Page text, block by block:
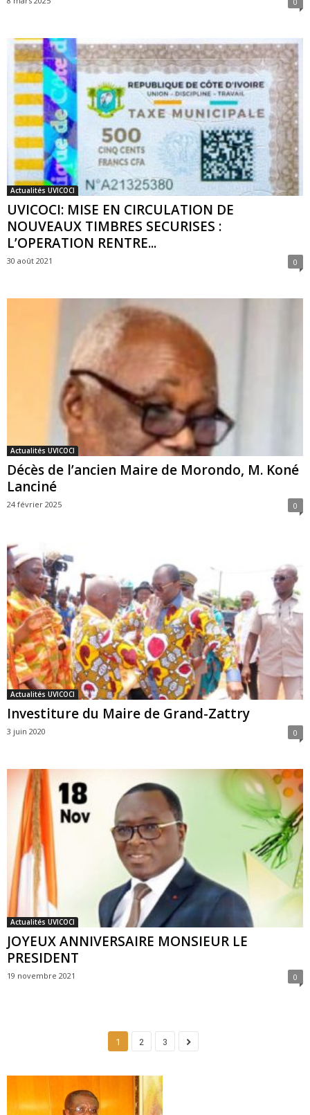
Actualités UVICOCI
UVICOCI: MISE EN CIRCULATION DE
NOUVEAUX TIMBRES SECURISES :
L’OPERATION RENTRE...
30 août 2021 0
Actualités UVICOCI
Décès de l’ancien Maire de Morondo, M. Koné
Lanciné
24 février 2025 0
Actualités UVICOCI
Investiture du Maire de Grand-Zattry
3 juin 2020 0
Actualités UVICOCI
JOYEUX ANNIVERSAIRE MONSIEUR LE
PRESIDENT
19 novembre 2021 0
1 2 3